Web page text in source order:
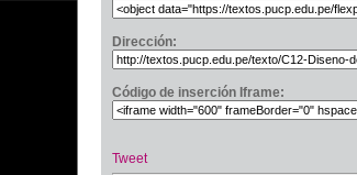
Dirección:
Código de inserción Iframe:
Tweet